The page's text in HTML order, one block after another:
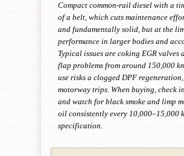
Compact common-rail diesel with a
of a belt, which cuts maintenance
and fundamentally solid, but at the
performance in larger bodies and
Typical issues are coking EGR valves
flap problems from around 150,000
use risks a clogged DPF
motorway trips. When buying, check
and watch for black smoke and limp
oil consistently every 10,000–15,000
specification.